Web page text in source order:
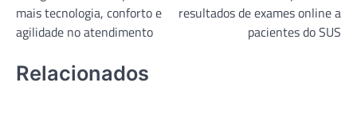
Post
mais tecnologia, conforto e
agilidade no atendimento
resultados de exames online a
pacientes do SUS
Relacionados